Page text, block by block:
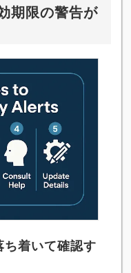
期限の警告が
着いて確認す